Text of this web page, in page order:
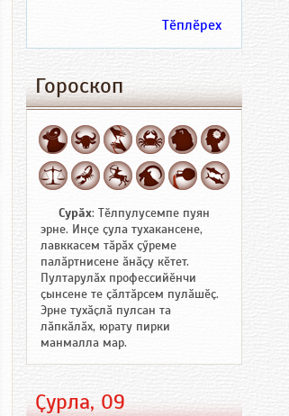
Тӗплӗрех
Гороскоп
Сурӑх: Тӗлпулусемпе пуян
эрне. Инҫе ҫула тухакансене,
лавккасем тӑрӑх ҫӳреме
палӑртнисене ӑнӑҫу кӗтет.
Пултарулӑх профессийӗнчи
ҫынсене те ҫӑлтӑрсем пулӑшӗҫ.
Эрне тухӑҫлӑ пулсан та
лӑпкӑлӑх, юрату пирки
манмалла мар.
Ҫурла, 09